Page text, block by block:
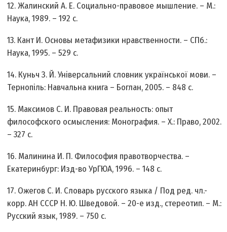
12. Жалинский А. Е. Социально-правовое мышление. – М.:
Наука, 1989. – 192 с.
13. Кант И. Основы метафизики нравственности. – СПб.:
Наука, 1995. – 529 с.
14. Куньч З. Й. Універсальний словник української мови. –
Тернопіль: Навчальна книга – Боглан, 2005. – 848 с.
15. Максимов С. И. Правовая реальность: опыт
философского осмысления: Монография. – Х.: Право, 2002.
– 327 с.
16. Малинина И. П. Философия правотворчества. –
Екатеринбург: Изд-во УрГЮА, 1996. – 148 с.
17. Ожегов С. И. Словарь русского языка / Под ред. чл.-
корр. АН СССР Н. Ю. Шведовой. – 20-е изд., стереотип. – М.:
Русский язык, 1989. – 750 с.